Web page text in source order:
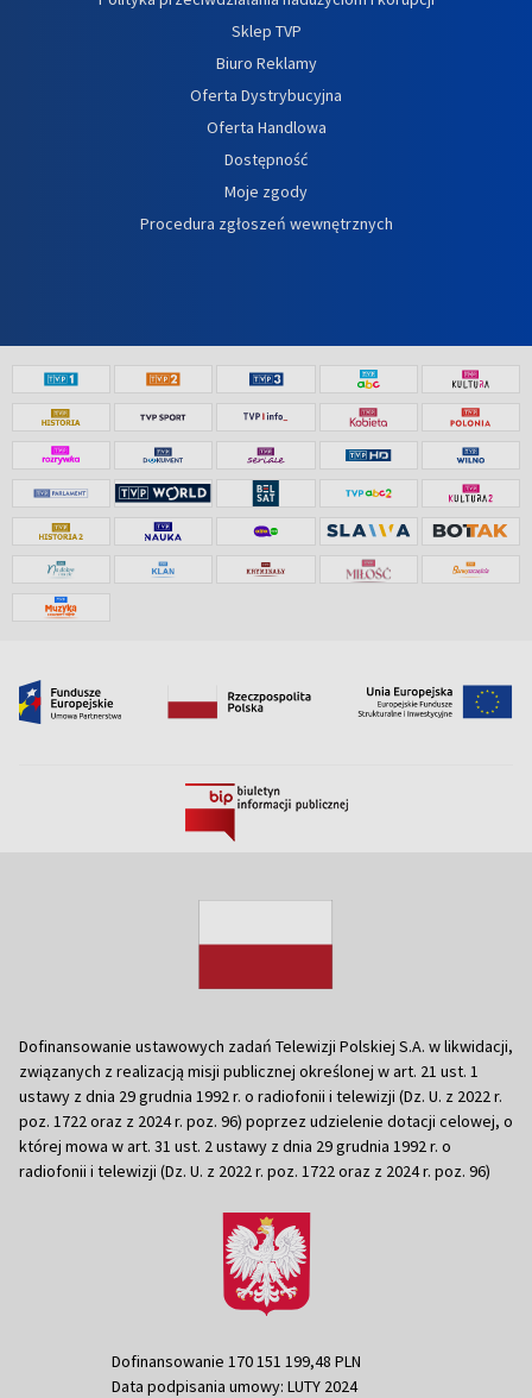
Sklep TVP
Biuro Reklamy
Oferta Dystrybucyjna
Oferta Handlowa
Dostępność
Moje zgody
Procedura zgłoszeń wewnętrznych
Dofinansowanie ustawowych zadań Telewizji Polskiej S.A. w likwidacji,
związanych z realizacją misji publicznej określonej w art. 21 ust. 1
ustawy z dnia 29 grudnia 1992 r. o radiofonii i telewizji (Dz. U. z 2022 r.
poz. 1722 oraz z 2024 r. poz. 96) poprzez udzielenie dotacji celowej, o
której mowa w art. 31 ust. 2 ustawy z dnia 29 grudnia 1992 r. o
radiofonii i telewizji (Dz. U. z 2022 r. poz. 1722 oraz z 2024 r. poz. 96)
Dofinansowanie 170 151 199,48 PLN
Data podpisania umowy: LUTY 2024